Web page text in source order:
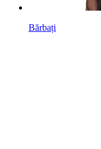
Bărbați